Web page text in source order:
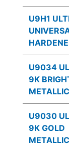
U9H1
U9034
9K
U9030
9K GOLD